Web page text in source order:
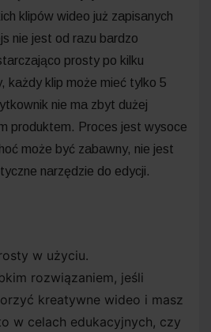
klipów wideo już zapisanych
nie jest od razu bardzo
prosty po kilku
każdy klip może mieć tylko 5
nie ma zbyt dużej
produktem. Proces jest wysoce
może być zabawny, nie jest
narzędzie do edycji.
w użyciu.
rozwiązaniem, jeśli
kreatywne wideo i masz
w celach edukacyjnych, czy